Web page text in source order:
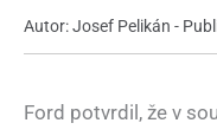
Autor: Josef Pelikán -
Ford potvrdil, že v